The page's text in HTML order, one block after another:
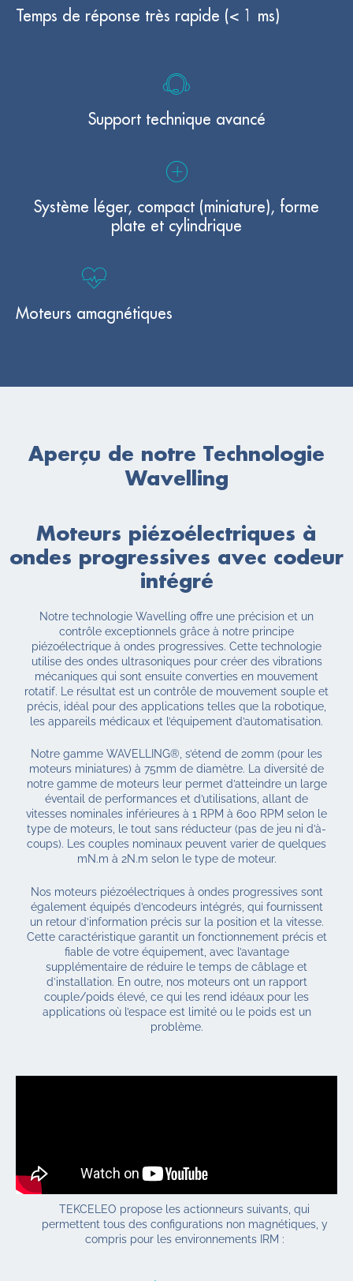
Temps de réponse très rapide (< 1 ms)
Support technique avancé
Système léger, compact (miniature), forme
plate et cylindrique
Moteurs amagnétiques
Aperçu de notre Technologie
Wavelling
Moteurs piézoélectriques à
ondes progressives avec codeur
intégré
Notre technologie Wavelling offre une précision et un
contrôle exceptionnels grâce à notre principe
piézoélectrique à ondes progressives. Cette technologie
utilise des ondes ultrasoniques pour créer des vibrations
mécaniques qui sont ensuite converties en mouvement
rotatif. Le résultat est un contrôle de mouvement souple et
précis, idéal pour des applications telles que la robotique,
les appareils médicaux et l’équipement d’automatisation.
Notre gamme WAVELLING®, s’étend de 20mm (pour les
moteurs miniatures) à 75mm de diamètre. La diversité de
notre gamme de moteurs leur permet d’atteindre un large
éventail de performances et d’utilisations, allant de
vitesses nominales inférieures à 1 RPM à 600 RPM selon le
type de moteurs, le tout sans réducteur (pas de jeu ni d’à-
coups). Les couples nominaux peuvent varier de quelques
mN.m à 2N.m selon le type de moteur.
Nos moteurs piézoélectriques à ondes progressives sont
également équipés d’encodeurs intégrés, qui fournissent
un retour d’information précis sur la position et la vitesse.
Cette caractéristique garantit un fonctionnement précis et
fiable de votre équipement, avec l’avantage
supplémentaire de réduire le temps de câblage et
d’installation. En outre, nos moteurs ont un rapport
couple/poids élevé, ce qui les rend idéaux pour les
applications où l’espace est limité ou le poids est un
problème.
TEKCELEO propose les actionneurs suivants, qui
permettent tous des configurations non magnétiques, y
compris pour les environnements IRM :